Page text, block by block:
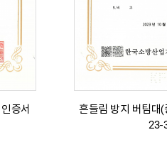
증서
흔들림 방지 버팀대(
23-